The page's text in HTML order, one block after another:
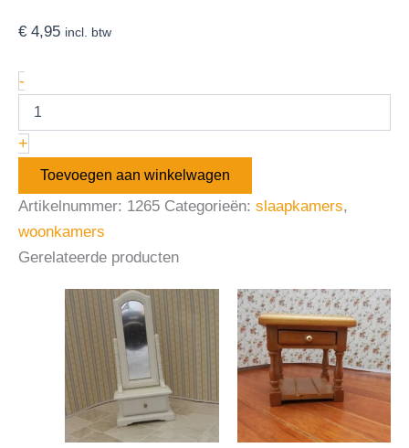
€ 4,95 incl. btw
-
+
Toevoegen aan winkelwagen
Artikelnummer: 1265 Categorieën: slaapkamers,
woonkamers
Gerelateerde producten